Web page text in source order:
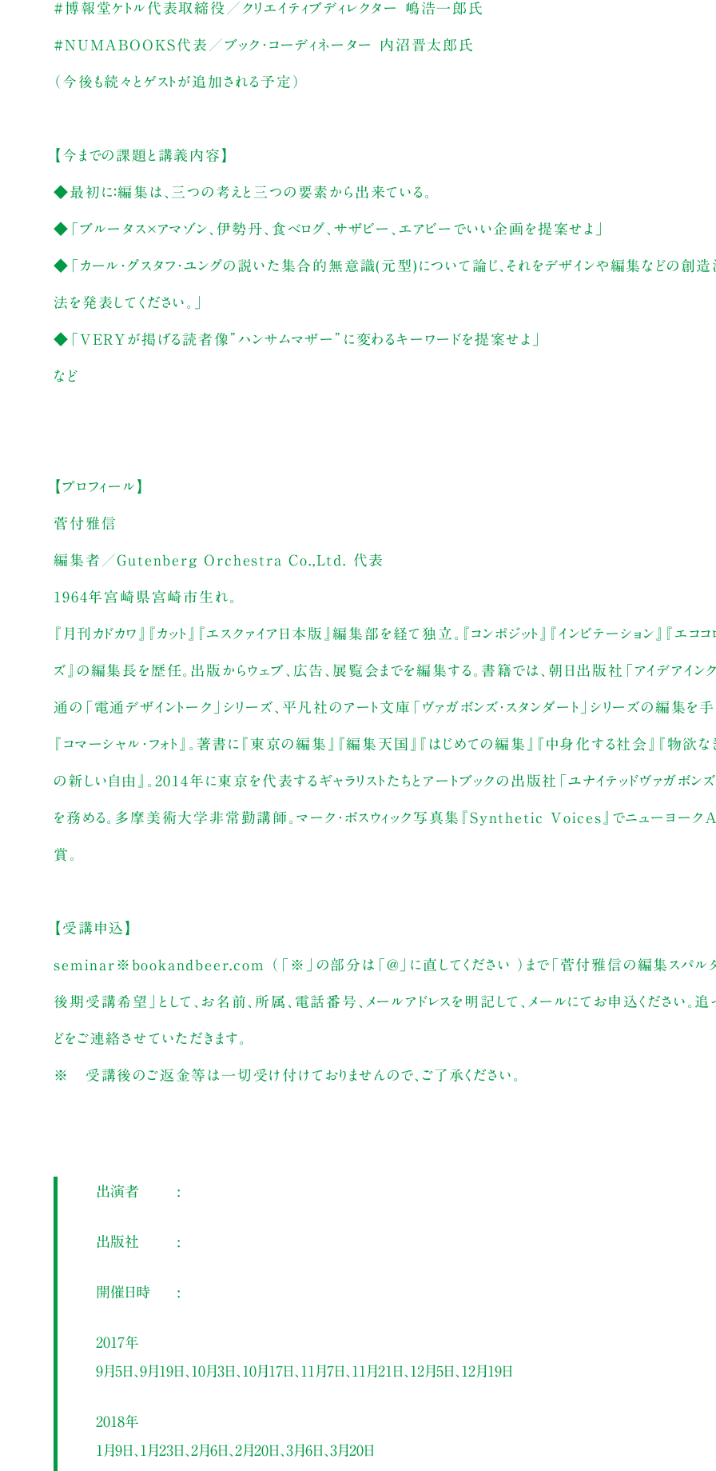
#博報堂ケトル代表取締役／クリエイティブディレクター 嶋浩一郎氏
#NUMABOOKS代表／ブック・コーディネーター 内沼晋太郎氏
（今後も続々とゲストが追加される予定）
【今までの課題と講義内容】
◆最初に：編集は、三つの考えと三つの要素から出来ている。
◆「ブルータス×アマゾン、伊勢丹、食べログ、サザビー、エアビーでいい企画を提案せよ」
◆「カール・グスタフ・ユングの説いた集合的無意識(元型)について論じ、それをデザインや編集などの創
法を発表してください。」
◆「VERYが掲げる読者像”ハンサムマザー”に変わるキーワードを提案せよ」
など
【プロフィール】
菅付雅信
編集者／Gutenberg Orchestra Co.,Ltd. 代表
1964年宮崎県宮崎市生れ。
『月刊カドカワ』『カット』『エスクァイア日本版』編集部を経て独立。『コンポジット』『インビテーション』『エココ
ズ』の編集長を歴任。出版からウェブ、広告、展覧会までを編集する。書籍では、朝日出版社「アイデアインク
通の「電通デザイントーク」シリーズ、平凡社のアート文庫「ヴァガボンズ・スタンダート」シリーズの編集を
『コマーシャル・フォト』。著書に『東京の編集』『編集天国』『はじめての編集』『中身化する社会』『物欲
の新しい自由』。2014年に東京を代表するギャラリストたちとアートブックの出版社「ユナイテッドヴァガボン
を務める。多摩美術大学非常勤講師。マーク・ボスウィック写真集『Synthetic Voices』でニューヨー
賞。
【受講申込】
seminar※bookandbeer.com （「※」の部分は「@」に直してください ）まで「菅付雅信の編集スパル
後期受講希望」として、お名前、所属、電話番号、メールアドレスを明記して、メールにてお申込ください。
どをご連絡させていただきます。
※ 受講後のご返金等は一切受け付けておりませんので、ご了承ください。
出演者
出版社
開催日時
2017年
9月5日、9月19日、10月3日、10月17日、11月7日、11月21日、12月5日、12月19日
2018年
1月9日、1月23日、2月6日、2月20日、3月6日、3月20日